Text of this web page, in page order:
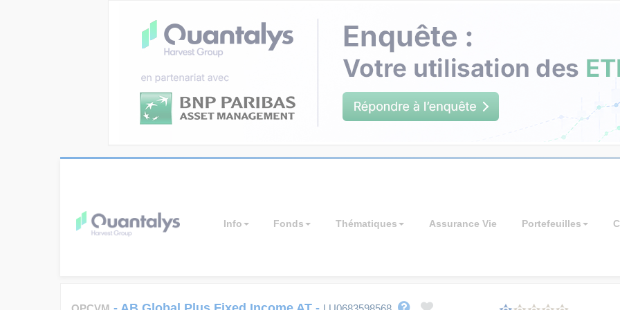
Info Fonds Thématiques Assurance Vie Portefeuilles